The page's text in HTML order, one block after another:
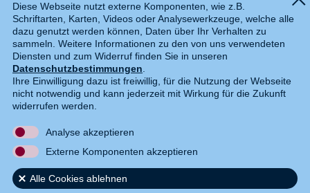
Datenschutz
Shop
Widerruf
Kontakt
DE EN
Diese Webseite nutzt externe Komponenten, wie z.B.
Schriftarten, Karten, Videos oder Analysewerkzeuge, welche alle
dazu genutzt werden können, Daten über Ihr Verhalten zu
sammeln. Weitere Informationen zu den von uns verwendeten
Diensten und zum Widerruf finden Sie in unseren
Datenschutzbestimmungen.
Ihre Einwilligung dazu ist freiwillig, für die Nutzung der Webseite
nicht notwendig und kann jederzeit mit Wirkung für die Zukunft
widerrufen werden.
Analyse akzeptieren
Externe Komponenten akzeptieren
Alle Cookies ablehnen